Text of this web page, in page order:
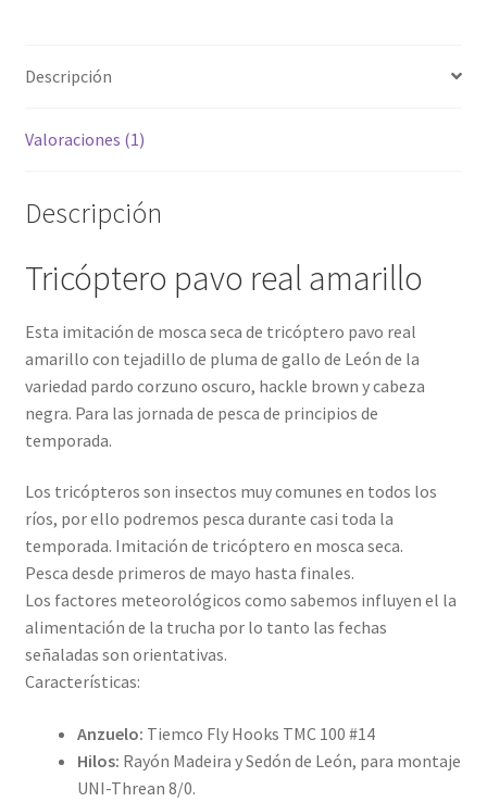
Descripción
Valoraciones (1)
Descripción
Tricóptero pavo real amarillo
Esta imitación de mosca seca de tricóptero pavo real
amarillo con tejadillo de pluma de gallo de León de la
variedad pardo corzuno oscuro, hackle brown y cabeza
negra. Para las jornada de pesca de principios de
temporada.
Los tricópteros son insectos muy comunes en todos los
ríos, por ello podremos pesca durante casi toda la
temporada. Imitación de tricóptero en mosca seca.
Pesca desde primeros de mayo hasta finales.
Los factores meteorológicos como sabemos influyen el la
alimentación de la trucha por lo tanto las fechas
señaladas son orientativas.
Características:
Anzuelo: Tiemco Fly Hooks TMC 100 #14
Hilos: Rayón Madeira y Sedón de León, para montaje
UNI-Threan 8/0.